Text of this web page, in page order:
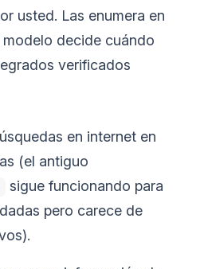
usted. Las enumera en
modelo decide cuándo
verificados
en internet en
(el antiguo
sigue funcionando para
pero carece de